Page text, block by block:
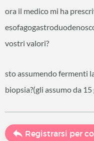
ora il medico mi ha
vostri valori?
sto assumendo fermenti
biopsia?(gli assumo da
Registrarsi per